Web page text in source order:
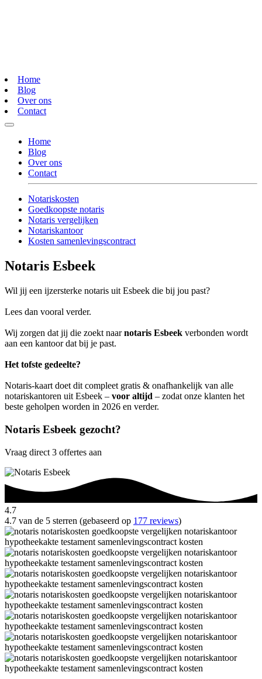
Home
Blog
Over ons
Contact
Home
Blog
Over ons
Contact
Notariskosten
Goedkoopste notaris
Notaris vergelijken
Notariskantoor
Kosten samenlevingscontract
Notaris Esbeek
Wil jij een ijzersterke notaris uit Esbeek die bij jou past?
Lees dan vooral verder.
Wij zorgen dat jij die zoekt naarnotaris Esbeek verbonden wordt
aan een kantoor dat bij je past.
Het tofste gedeelte?
Notaris-kaart doet dit compleet gratis & onafhankelijk van alle
notariskantoren uit Esbeek – voor altijd – zodat onze klanten het
beste geholpen worden in 2026 en verder.
Notaris Esbeek gezocht?
Vraag direct 3 offertes aan
4.7
4.7 van de 5 sterren (gebaseerd op 177 reviews)